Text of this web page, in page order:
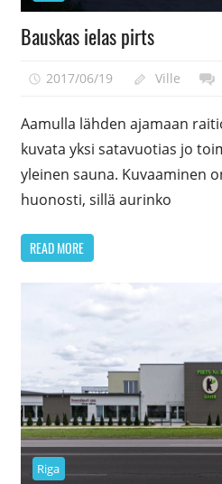
Bauskas ielas pirts
2017/06/19 Ville
Aamulla lähden ajamaan
kuvata yksi satavuotias jo
yleinen sauna. Kuvaaminen
huonosti, sillä aurinko
READ MORE
Riga